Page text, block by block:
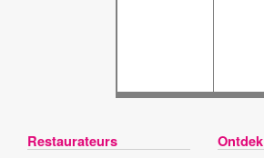
Restaurateurs Ontdek